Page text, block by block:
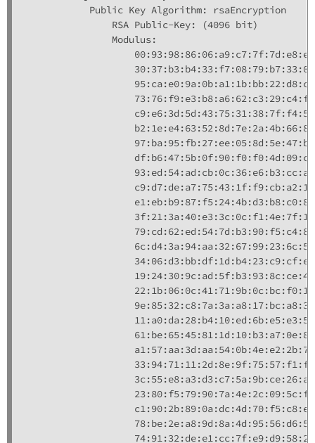
            Public Key Algorithm: rsaEncryption
                RSA Public-Key: (4096 bit)
                Modulus: